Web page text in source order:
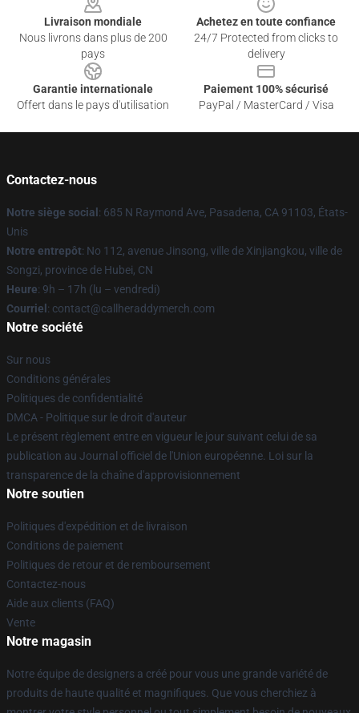
Livraison mondiale
Nous livrons dans plus de 200
pays
Achetez en toute confiance
24/7 Protected from clicks to
delivery
Garantie internationale
Offert dans le pays d'utilisation
Paiement 100% sécurisé
PayPal / MasterCard / Visa
Contactez-nous
Notre siège social : 685 N Raymond Ave, Pasadena, CA 91103, États-
Unis
Notre entrepôt: No 112, avenue Jinsong, ville de Xinjiangkou, ville de
Songzi, province de Hubei, CN
Heure: 9h – 17h (lu – vendredi)
Courriel : contact@callheraddymerch.com
Notre société
Sur nous
Conditions générales
Politiques de confidentialité
DMCA - Politique sur le droit d'auteur
Le présent règlement entre en vigueur le jour suivant celui de sa
publication au Journal officiel de l'Union européenne. Loi sur la
transparence de la chaîne d'approvisionnement
Notre soutien
Politiques d'expédition et de livraison
Conditions de paiement
Politiques de retour et de remboursement
Contactez-nous
Aide aux clients (FAQ)
Vente
Notre magasin
Notre équipe de designers a créé pour vous une grande variété de
produits de haute qualité et magnifiques. Que vous cherchiez à